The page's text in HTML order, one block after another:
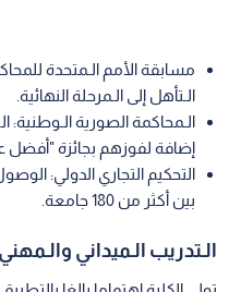
مسابقة الأمم الـمتحدة
الـتأهل إلى الـمرحلة النهائية.
الـمحاكمة الصورية الـوطنية:
إضافة لفوزهم بجائزة "أفضل
بين أكثر من 180 جامعة.
الـتدريب الـميداني والـمهني